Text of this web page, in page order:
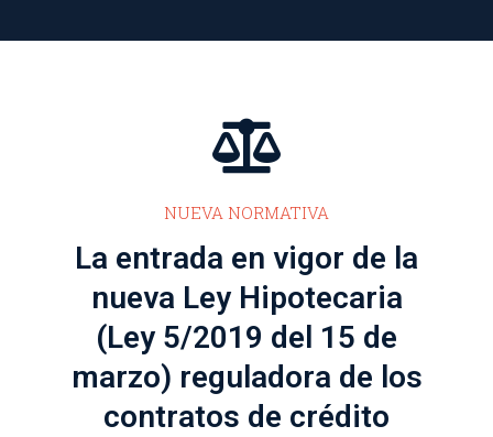
NUEVA NORMATIVA
La entrada en vigor de la
nueva Ley Hipotecaria
(Ley 5/2019 del 15 de
marzo) reguladora de los
contratos de crédito